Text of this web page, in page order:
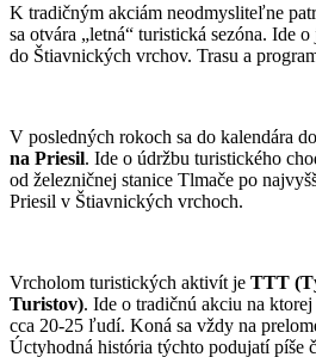
K tradičným akciám neodmysliteľne
sa otvára „letná“ turistická sezóna. Ide
do Štiavnických vrchov. Trasu a
V posledných rokoch sa do kalendára
na Priesil. Ide o údržbu turistického
od železničnej stanice Tlmače po
Priesil v Štiavnických vrchoch.
Vrcholom turistických aktivít je TTT
Turistov). Ide o tradičnú akciu na
cca 20-25 ľudí. Koná sa vždy na
Úctyhodná história týchto podujatí píše